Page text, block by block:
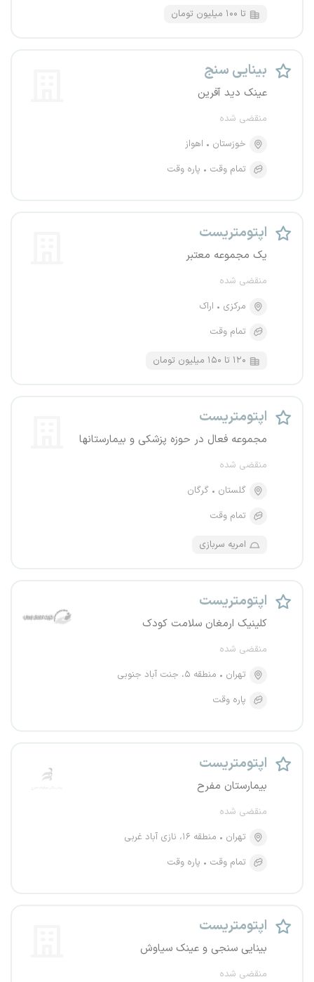
تا ۱۰۰ میلیون تومان
بینایی سنج
عینک دید آفرین
منقضی شده
خوزستان
اهواز
تمام وقت
پاره وقت
اپتومتریست
یک مجموعه معتبر
منقضی شده
مرکزی
اراک
تمام وقت
۱۲۰ تا ۱۵۰ میلیون تومان
اپتومتریست
مجموعه فعال در حوزه پزشکی و بیمارستانها
منقضی شده
گلستان
گرگان
تمام وقت
امریه سربازی
اپتومتریست
کلینیک ارمغان سلامت کودک
منقضی شده
تهران
منطقه ۵، جنت آباد جنوبی
پاره وقت
اپتومتریست
بیمارستان مفرح
منقضی شده
تهران
منطقه ۱۶، نازی آباد غربی
تمام وقت
پاره وقت
اپتومتریست
بینایی سنجی و عینک سیاوش
منقضی شده